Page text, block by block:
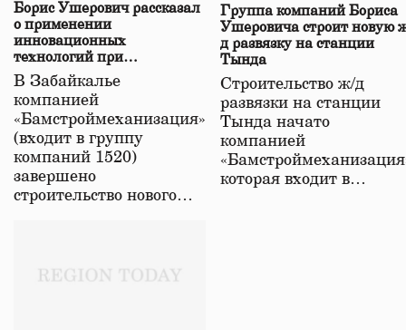
Борис Ушерович рассказал
о применении
инновационных
технологий при
строительстве нового моста
в Забайкалье
В Забайкалье
компанией
«Бамстроймеханизация»
(входит в группу
компаний 1520)
завершено
строительство нового…
Группа компаний Бориса
Ушеровича строит новую
д развязку на станции
Тында
Строительство ж/д
развязки на станции
Тында начато
компанией
которая входит в…